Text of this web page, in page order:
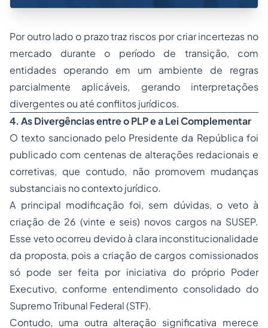
Por outro lado o prazo traz riscos por criar incertezas no
mercado durante o período de transição, com
entidades operando em um ambiente de regras
parcialmente aplicáveis, gerando interpretações
divergentes ou até conflitos jurídicos.
4. As Divergências entre o PLP e a Lei Complementar
O texto sancionado pelo Presidente da República foi
publicado com centenas de alterações redacionais e
corretivas, que contudo, não promovem mudanças
substanciais no contexto jurídico.
A principal modificação foi, sem dúvidas, o veto à
criação de 26 (vinte e seis) novos cargos na SUSEP.
Esse veto ocorreu devido à clara inconstitucionalidade
da proposta, pois a criação de cargos comissionados
só pode ser feita por iniciativa do próprio Poder
Executivo, conforme entendimento consolidado do
Supremo Tribunal Federal (STF).
Contudo, uma outra alteração significativa merece